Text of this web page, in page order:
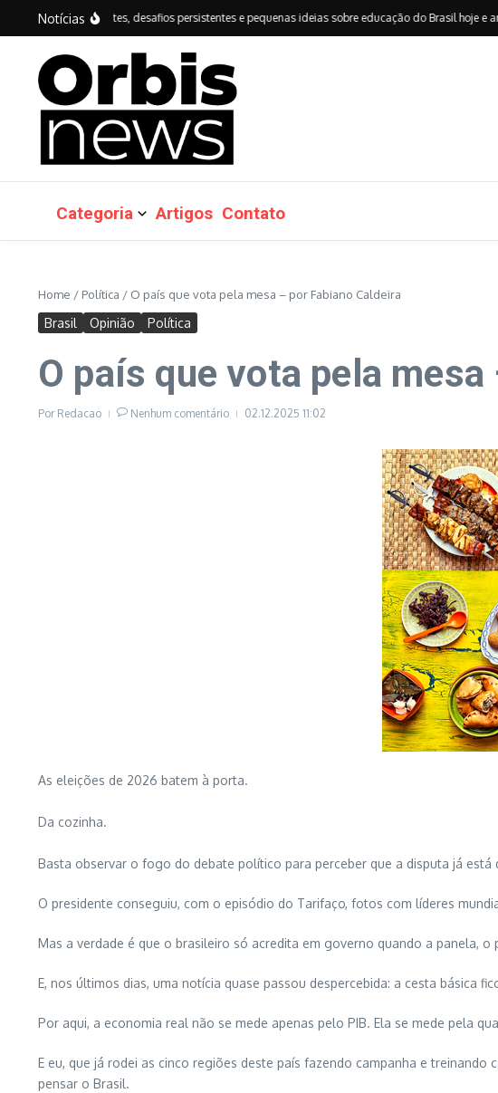
Ir para o conteúdo
Notícias
importantes, desafios persistentes e pequenas ideias sobre educação do Brasil hoje e
Categoria Artigos Contato
Home / Política / O país que vota pela mesa – por Fabiano Caldeira
Brasil Opinião Política
O país que vota pela
Por Redacao Nenhum comentário 02.12.2025 11:02
As eleições de 2026 batem à porta.
Da cozinha.
Basta observar o fogo do debate político para perceber que a disputa já está
O presidente conseguiu, com o episódio do Tarifaço, fotos com líderes
Mas a verdade é que o brasileiro só acredita em governo quando a panela, o
E, nos últimos dias, uma notícia quase passou despercebida: a cesta básica
Por aqui, a economia real não se mede apenas pelo PIB. Ela se mede pela
E eu, que já rodei as cinco regiões deste país fazendo campanha e
pensar o Brasil.